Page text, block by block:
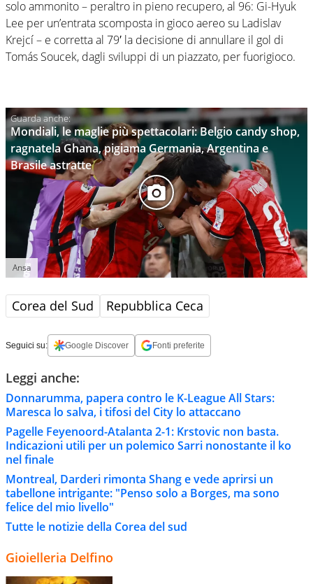
solo ammonito – peraltro in pieno recupero, al 96: Gi-Hyuk
Lee per un’entrata scomposta in gioco aereo su Ladislav
Krejcí – e corretta al 79′ la decisione di annullare il gol di
Tomás Soucek, dagli sviluppi di un piazzato, per fuorigioco.
Mondiali, le maglie più spettacolari: Belgio candy shop,
ragnatela Ghana, pigiama Germania, Argentina e
Brasile astratte
Ansa
Corea del Sud Repubblica Ceca
Seguici su: Google Discover Fonti preferite
Leggi anche:
Donnarumma, papera contro le K-League All Stars:
Maresca lo salva, i tifosi del City lo attaccano
Pagelle Feyenoord-Atalanta 2-1: Krstovic non basta.
Indicazioni utili per un polemico Sarri nonostante il ko
nel finale
Montreal, Darderi rimonta Shang e vede aprirsi un
tabellone intrigante: "Penso solo a Borges, ma sono
felice del mio livello"
Tutte le notizie della Corea del sud
Gioielleria Delfino